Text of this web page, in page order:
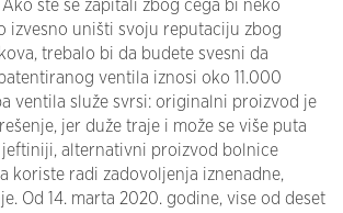
ste se zapitali zbog čega bi neko
izvesno uništi svoju reputaciju zbog
trebalo bi da budete svesni da
ventila iznosi oko 11.000
ventila služe svrsi: originalni proizvod je
jer duže traje i može se više puta
alternativni proizvod bolnice
koriste radi zadovoljenja iznenadne,
Od 14. marta 2020. godine, vise od deset